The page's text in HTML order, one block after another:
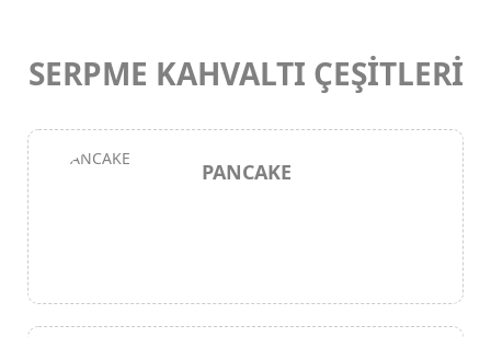
SERPME KAHVALTI ÇEŞİTLERİ
PANCAKE